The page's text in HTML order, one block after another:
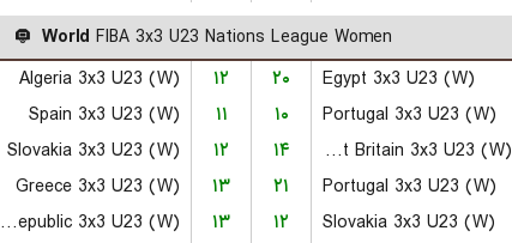
World FIBA 3x3 U23 Nations League Women
Algeria 3x3 U23 (W)
۱۲ ۲۰ Egypt 3x3 U23 (W)
Spain 3x3 U23 (W)
۱۱ ۱۰ Portugal 3x3 U23 (W)
Slovakia 3x3 U23 (W)
۱۲ ۱۴ Great Britain 3x3 U23 (W)
Greece 3x3 U23 (W)
۱۳ ۲۱ Portugal 3x3 U23 (W)
Czech Republic 3x3 U23 (W)
۱۳ ۱۲ Slovakia 3x3 U23 (W)